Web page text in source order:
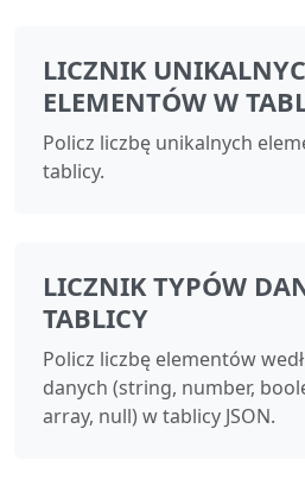
LICZNIK
ELEMENTÓW W
Policz liczbę unikalnych
tablicy.
LICZNIK TYPÓW
TABLICY
Policz liczbę elementów
danych (string, number,
array, null) w tablicy JSON.